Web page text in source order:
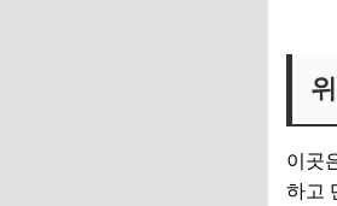
이곳
하고